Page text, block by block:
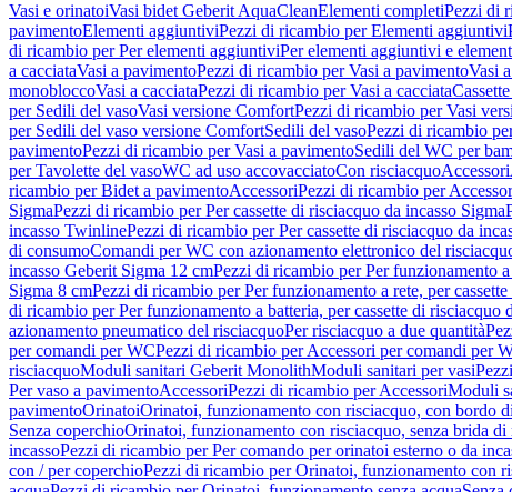
Vasi e orinatoiVasi bidet Geberit AquaCleanElementi completiPezzi di
pavimentoElementi aggiuntiviPezzi di ricambio per Elementi aggiuntivi
di ricambio per Per elementi aggiuntiviPer elementi aggiuntivi e
a cacciataVasi a pavimentoPezzi di ricambio per Vasi a pavimentoVasi
monobloccoVasi a cacciataPezzi di ricambio per Vasi a cacciata
per Sedili del vasoVasi versione ComfortPezzi di ricambio per Vasi
per Sedili del vaso versione ComfortSedili del vasoPezzi di ricambio
pavimentoPezzi di ricambio per Vasi a pavimentoSedili del WC per
per Tavolette del vasoWC ad uso accovacciatoCon risciacquoAccessori
ricambio per Bidet a pavimentoAccessoriPezzi di ricambio per
SigmaPezzi di ricambio per Per cassette di risciacquo da incasso Sigma
incasso TwinlinePezzi di ricambio per Per cassette di risciacquo da
di consumoComandi per WC con azionamento elettronico del
incasso Geberit Sigma 12 cmPezzi di ricambio per Per funzionamento
Sigma 8 cmPezzi di ricambio per Per funzionamento a rete, per
di ricambio per Per funzionamento a batteria, per cassette di risciacquo
azionamento pneumatico del risciacquoPer risciacquo a due quantità
per comandi per WCPezzi di ricambio per Accessori per comandi per
risciacquoModuli sanitari Geberit MonolithModuli sanitari per vasi
Per vaso a pavimentoAccessoriPezzi di ricambio per AccessoriModuli
pavimentoOrinatoiOrinatoi, funzionamento con risciacquo, con bordo
Senza coperchioOrinatoi, funzionamento con risciacquo, senza brida di
incassoPezzi di ricambio per Per comando per orinatoi esterno o da
con / per coperchioPezzi di ricambio per Orinatoi, funzionamento con